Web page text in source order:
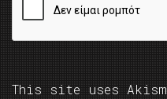
This site uses